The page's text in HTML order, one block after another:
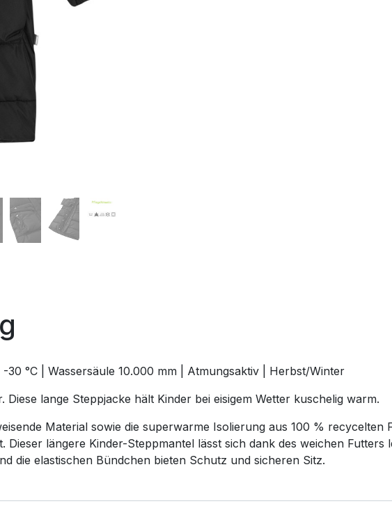
°C | Wassersäule 10.000 mm | Atmungsaktiv | Herbst/Winter
lange Steppjacke hält Kinder bei eisigem Wetter kuschelig warm.
Material sowie die superwarme Isolierung aus 100 % recycelten
längere Kinder-Steppmantel lässt sich dank des weichen Futters
die elastischen Bündchen bieten Schutz und sicheren Sitz.